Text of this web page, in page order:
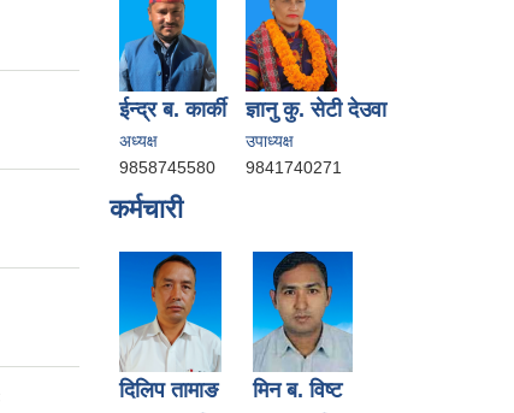
ईन्द्र ब. कार्की
अध्यक्ष
9858745580
ज्ञानु कु. सेटी देउवा
उपाध्यक्ष
9841740271
कर्मचारी
दिलिप तामाङ मिन ब. विष्ट